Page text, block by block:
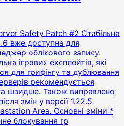
Safety Patch #2 Стабільна
вже доступна для
облікового запису.
ігрових експлойтів, які
для грифінгу та дублювання
рекомендується
швидше. Також виправлено
змін у версії 1.22.5,
Area. Основні зміни *
блокування гр